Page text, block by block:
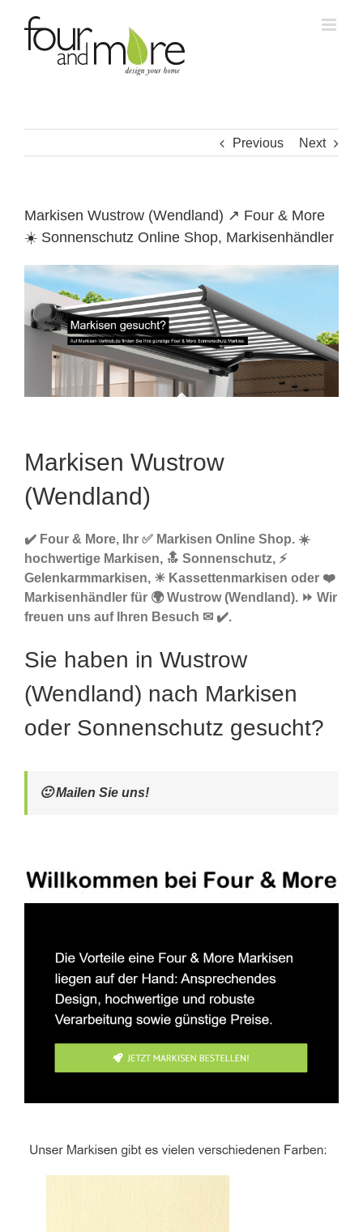
content
Previous Next
Markisen Wustrow (Wendland) ↗️ Four & More
☀️ Sonnenschutz Online Shop, Markisenhändler
Markisen Wustrow
(Wendland)
✔️ Four & More, Ihr ✅ Markisen Online Shop. ☀️
hochwertige Markisen, 🔝 Sonnenschutz, ⚡
Gelenkarmmarkisen, ☀ Kassettenmarkisen oder ❤️
Markisenhändler für 🌍 Wustrow (Wendland). ⏩ Wir
freuen uns auf Ihren Besuch ✉ ✔️.
Sie haben in Wustrow
(Wendland) nach Markisen
oder Sonnenschutz gesucht?
🙂 Mailen Sie uns!